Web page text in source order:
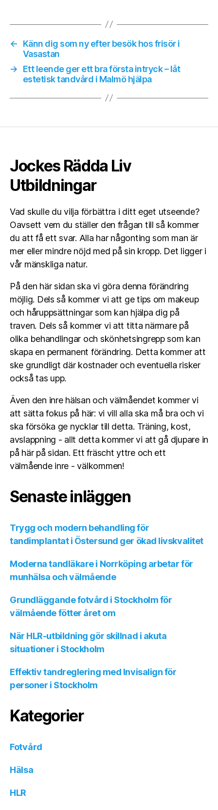
←
Känn dig som ny efter besök hos frisör i
Vasastan
→
Ett leende ger ett bra första intryck – låt
estetisk tandvård i Malmö hjälpa
Jockes Rädda Liv
Utbildningar
Vad skulle du vilja förbättra i ditt eget utseende?
Oavsett vem du ställer den frågan till så kommer
du att få ett svar. Alla har någonting som man är
mer eller mindre nöjd med på sin kropp. Det ligger i
vår mänskliga natur.
På den här sidan ska vi göra denna förändring
möjlig. Dels så kommer vi att ge tips om makeup
och håruppsättningar som kan hjälpa dig på
traven. Dels så kommer vi att titta närmare på
olika behandlingar och skönhetsingrepp som kan
skapa en permanent förändring. Detta kommer att
ske grundligt där kostnader och eventuella risker
också tas upp.
Även den inre hälsan och välmåendet kommer vi
att sätta fokus på här: vi vill alla ska må bra och vi
ska försöka ge nycklar till detta. Träning, kost,
avslappning - allt detta kommer vi att gå djupare in
på här på sidan. Ett fräscht yttre och ett
välmående inre - välkommen!
Senaste inläggen
Trygg och modern behandling för
tandimplantat i Östersund ger ökad livskvalitet
Moderna tandläkare i Norrköping arbetar för
munhälsa och välmående
Grundläggande fotvård i Stockholm för
välmående fötter året om
När HLR-utbildning gör skillnad i akuta
situationer i Stockholm
Effektiv tandreglering med Invisalign för
personer i Stockholm
Kategorier
Fotvård
Hälsa
HLR